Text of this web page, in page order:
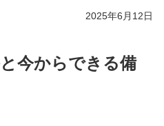
2025年6月12日
今からできる備